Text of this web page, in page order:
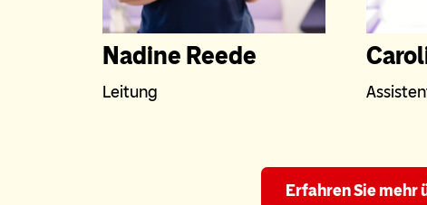
Nadine Reede
Leitung
Erfahren Sie mehr